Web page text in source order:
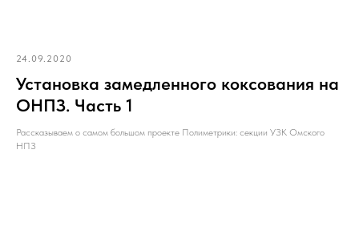
24.09.2020
Установка замедленного коксования на
ОНПЗ. Часть 1
Рассказываем о самом большом проекте Полиметрики: секции УЗК Омского
НПЗ